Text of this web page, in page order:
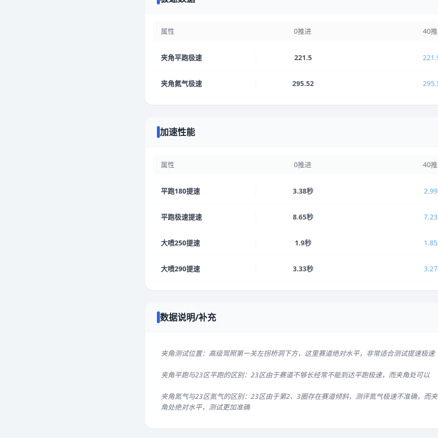
属性 0推进 40
夹角平跑极速 221.5
夹角氮气极速 295.52
加速性能
属性 0推进 40
平跑180提速 3.38秒
平跑极速提速 8.65秒
大喷250提速 1.9秒
大喷290提速 3.33秒
数据说明/补充
夹角测试位置：高级驾照第一关左拐桥洞下方，这里赛道绝对水平，非常适合测试提速极速
夹角平跑与23区平跑的区别：23区由于赛道不够长经常不能到达平跑极速，而夹角处可以
夹角氮气与23区氮气的区别：23区由于第2、3圈存在赛道倾斜，测评氮气极速不准确，而夹
角处绝对水平，测试更加准确